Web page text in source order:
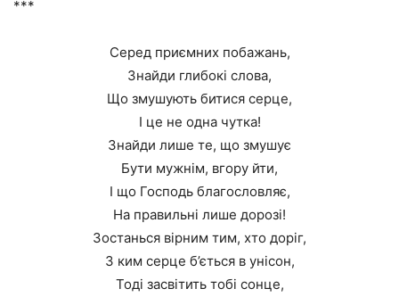
***
Серед приємних побажань,
Знайди глибокі слова,
Що змушують битися серце,
І це не одна чутка!
Знайди лише те, що змушує
Бути мужнім, вгору йти,
І що Господь благословляє,
На правильні лише дорозі!
Зостанься вірним тим, хто доріг,
З ким серце б’ється в унісон,
Тоді засвітить тобі сонце,